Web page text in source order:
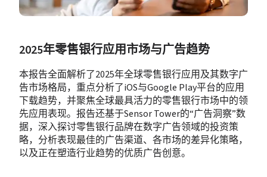
2025年零售银行应用市场与广告趋势
本报告全面解析了2025年全球零售银行应用及其数字广
告市场格局，重点分析了iOS与Google Play平台的应用
下载趋势，并聚焦全球最具活力的零售银行市场中的领
先应用表现。报告还基于Sensor Tower的“广告洞察”数
据，深入探讨零售银行品牌在数字广告领域的投资策
略，分析表现最佳的广告渠道、各市场的差异化策略，
以及正在塑造行业趋势的优质广告创意。